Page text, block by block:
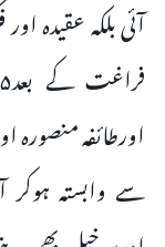
آئی بلکہ عقیدہ
اورطائفہ
سے وابستہ